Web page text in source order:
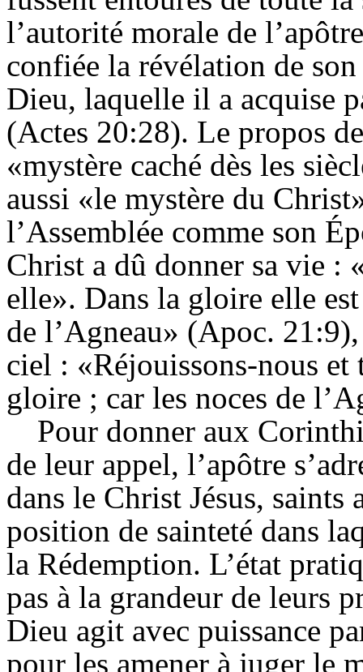
l’autorité morale de
confiée la révélation de
Dieu, laquelle il a acquise
(Actes 20:28). Le propos
«mystère caché dès les
aussi «le mystère du
l’Assemblée comme son
Christ a dû donner sa vie :
elle». Dans la gloire elle
de l’Agneau» (Apoc.
ciel : «Réjouissons-nous
gloire ; car les noces de
Pour donner aux
de leur appel, l’apôtre
dans le Christ Jésus, saints
position de sainteté dans
la Rédemption. L’état
pas à la grandeur de leurs
Dieu agit avec puissance
pour les amener à juger le